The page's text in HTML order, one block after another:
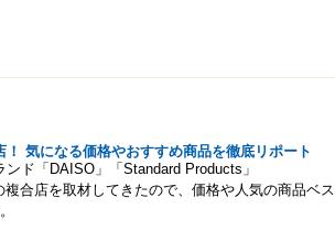
！ 気になる価格やおすすめ商品を徹底リポート
ド「DAISO」「Standard Products」
合店を取材してきたので、価格や人気の商品ベス